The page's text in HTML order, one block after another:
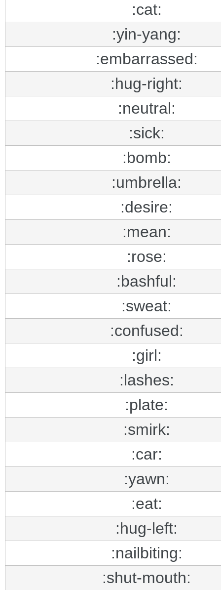
:cat:
:yin-yang:
:embarrassed:
:hug-right:
:neutral:
:sick:
:bomb:
:umbrella:
:desire:
:mean:
:rose:
:bashful:
:sweat:
:confused:
:girl:
:lashes:
:plate:
:smirk:
:car:
:yawn:
:eat:
:hug-left:
:nailbiting:
:shut-mouth: